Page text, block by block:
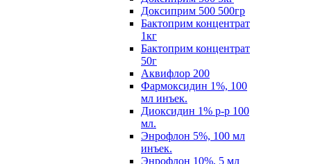
Доксиприм 500 500гр
Бактоприм концентрат
1кг
Бактоприм концентрат
50г
Аквифлор 200
Фармоксидин 1%, 100
мл инъек.
Диоксидин 1% р-р 100
мл.
Энрофлон 5%, 100 мл
инъек.
Энрофлон 10%, 5 мл